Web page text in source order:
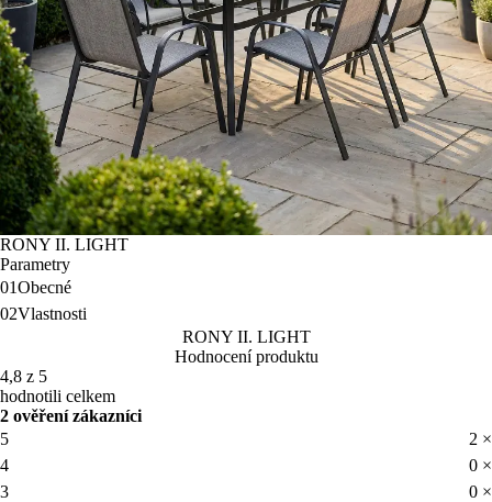
RONY II. LIGHT
Parametry
01Obecné
02Vlastnosti
RONY II. LIGHT
Hodnocení produktu
4,8 z 5
hodnotili celkem
2 ověření zákazníci
5
2 ×
4
0 ×
3
0 ×